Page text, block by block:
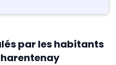
par les habitants